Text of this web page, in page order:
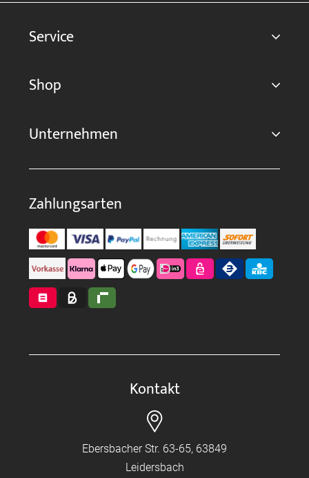
Service
Shop
Unternehmen
Zahlungsarten
Kontakt
Ebersbacher Str. 63-65, 63849
Leidersbach